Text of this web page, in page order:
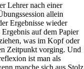
Lehrer nach einer
allein
Ergebnisse wieder
auf dem Papier
was im Kopf oder
Zeitpunkt vorging. Und
ist man als
manche sich aus Stolz